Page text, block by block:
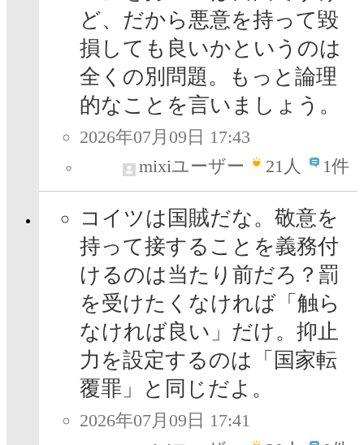
ど、だから悪意を持って毀
損しても良いかというのは
全くの別問題。もっと論理
的なことを言いましょう。
2026年07月09日 17:43
mixiユーザー
21人 1件
コイツは国賊だな。敬意を
持って接することを義務付
けるのは当たり前だろ？罰
を受けたくなければ「触ら
なければ良い」だけ。抑止
力を設定するのは「国家転
覆罪」と同じだよ。
2026年07月09日 17:41